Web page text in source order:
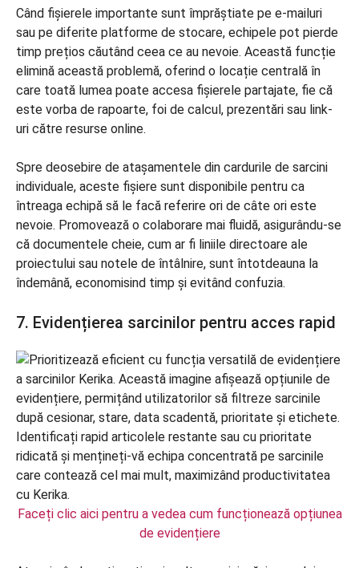
Când fișierele importante sunt împrăștiate pe e-mailuri
sau pe diferite platforme de stocare, echipele pot pierde
timp prețios căutând ceea ce au nevoie. Această funcție
elimină această problemă, oferind o locație centrală în
care toată lumea poate accesa fișierele partajate, fie că
este vorba de rapoarte, foi de calcul, prezentări sau link-
uri către resurse online.
Spre deosebire de atașamentele din cardurile de sarcini
individuale, aceste fișiere sunt disponibile pentru ca
întreaga echipă să le facă referire ori de câte ori este
nevoie. Promovează o colaborare mai fluidă, asigurându-se
că documentele cheie, cum ar fi liniile directoare ale
proiectului sau notele de întâlnire, sunt întotdeauna la
îndemână, economisind timp și evitând confuzia.
7. Evidențierea sarcinilor pentru acces rapid
Faceți clic aici pentru a vedea cum funcționează opțiunea
de evidențiere